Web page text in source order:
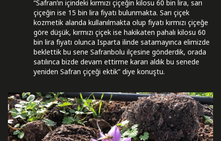
“Safran’ın içindeki kırmızı çiçeğin kilosu 60 bin lira, sarı
çiçeğin ise 15 bin lira fiyatı bulunmakta. Sarı çiçek
kozmetik alanda kullanılmakta olup fiyatı kırmızı çiçeğe
göre düşük, kırmızı çiçek ise hakikaten pahalı kilosu 60
bin lira fiyatı olunca Isparta ilinde satamayınca elimizde
beklettik bu sene Safranbolu ilçesine gönderdik, orada
satılınca bizde devam ettirme kararı aldık bu senede
yeniden Safran çiçeği ektik” diye konuştu.